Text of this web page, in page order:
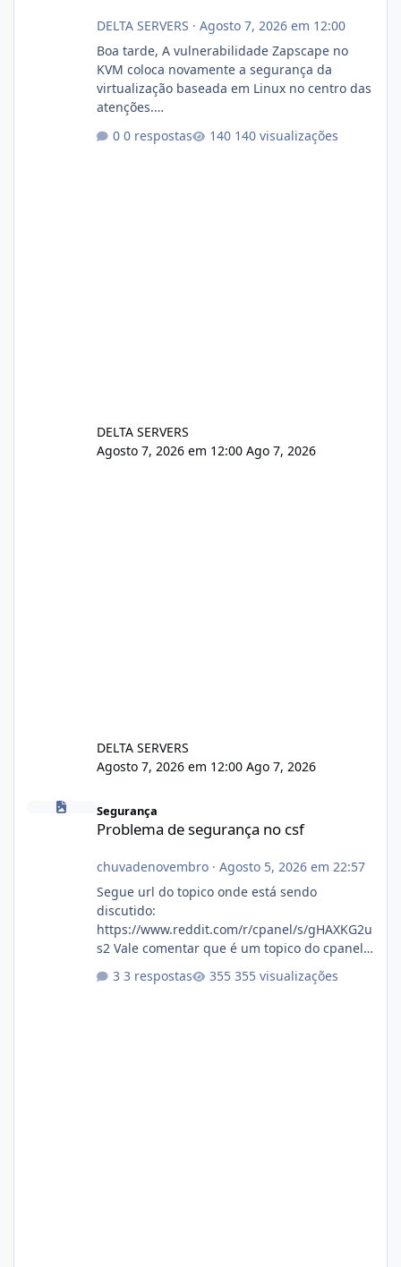
DELTA SERVERS · Agosto 7, 2026 em 12:00
Boa tarde, A vulnerabilidade Zapscape no
KVM coloca novamente a segurança da
virtualização baseada em Linux no centro das
atenções.
xjx23zz5f Criamos uma breve explicação:
0 respostas 140 visualizações
DELTA SERVERS
Agosto 7, 2026 em 12:00 Ago 7, 2026
DELTA SERVERS
Agosto 7, 2026 em 12:00 Ago 7, 2026
Segurança
Problema de segurança no csf
chuvadenovembro· Agosto 5, 2026 em 22:57
Segue url do topico onde está sendo
discutido:
https://www.reddit.com/r/cpanel/s/gHAXKG2u
s2 Vale comentar que é um topico do cpanel...
3 respostas 355 visualizações